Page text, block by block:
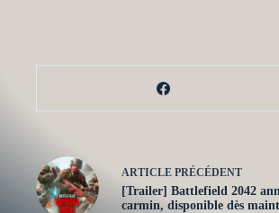
ARTICLE PRÉCÉDENT
[Trailer] Battlefield 2042
carmin, disponible dès